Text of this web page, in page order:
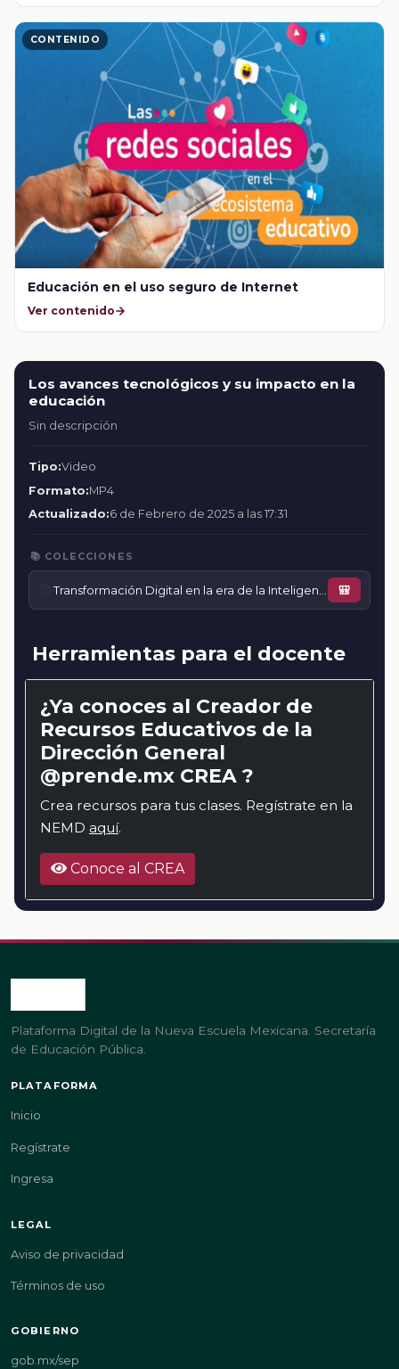
CONTENIDO
Educación en el uso seguro de Internet
Ver contenido
Los avances tecnológicos y su impacto en la
educación
Sin descripción
Tipo:Video
Formato:MP4
Actualizado:6 de Febrero de 2025 a las 17:31
📚 COLECCIONES
📚 🎒
Herramientas para el docente
¿Ya conoces al Creador de
Recursos Educativos de la
Dirección General
@prende.mx CREA ?
Crea recursos para tus clases. Regístrate en la
NEMD aquí.
Conoce al CREA
Plataforma Digital de la Nueva Escuela Mexicana. Secretaría
de Educación Pública.
PLATAFORMA
Inicio
Regístrate
Ingresa
LEGAL
Aviso de privacidad
Términos de uso
GOBIERNO
gob.mx/sep